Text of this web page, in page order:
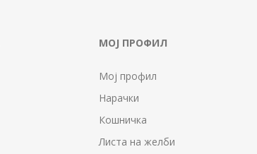
МОЈ ПРОФИЛ
Мој профил
Нарачки
Кошничка
Листа на желби